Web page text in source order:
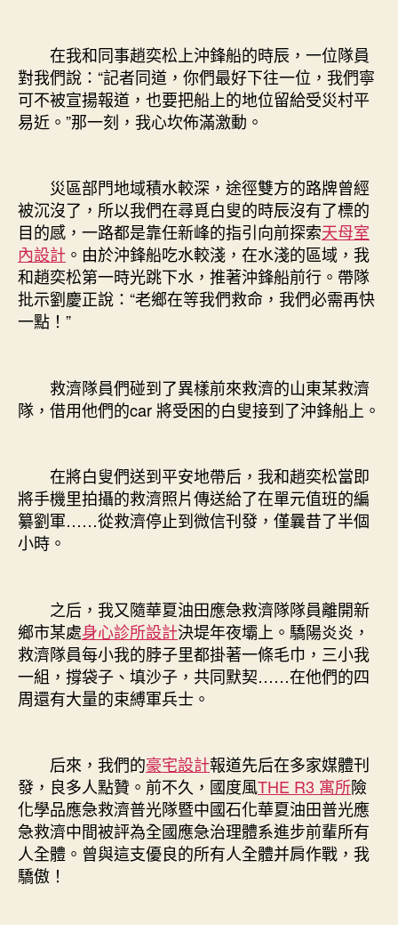
在我和同事趙奕松上沖鋒船的時辰，一位隊員
對我們說：“記者同道，你們最好下往一位，我們寧
可不被宣揚報道，也要把船上的地位留給受災村平
易近。”那一刻，我心坎佈滿激動。
災區部門地域積水較深，途徑雙方的路牌曾經
被沉沒了，所以我們在尋覓白叟的時辰沒有了標的
目的感，一路都是靠任新峰的指引向前探索天母室
內設計 。由於沖鋒船吃水較淺，在水淺的區域，我
和趙奕松第一時光跳下水，推著沖鋒船前行。帶隊
批示劉慶正說：“老鄉在等我們救命，我們必需再快
一點！”
救濟隊員們碰到了異樣前來救濟的山東某救濟
隊，借用他們的car 將受困的白叟接到了沖鋒船上。
在將白叟們送到平安地帶后，我和趙奕松當即
將手機里拍攝的救濟照片傳送給了在單元值班的編
纂劉軍……從救濟停止到微信刊發，僅曩昔了半個
小時。
之后，我又隨華夏油田應急救濟隊隊員離開新
鄉市某處身心診所設計決堤年夜壩上。驕陽炎炎，
救濟隊員每小我的脖子里都掛著一條毛巾，三小我
一組，撐袋子、填沙子，共同默契……在他們的四
周還有大量的束縛軍兵士。
后來，我們的豪宅設計報道先后在多家媒體刊
發，良多人點贊。前不久，國度風THE R3 寓所險
化學品應急救濟普光隊暨中國石化華夏油田普光應
急救濟中間被評為全國應急治理體系進步前輩所有
人全體。曾與這支優良的所有人全體并肩作戰，我
驕傲！